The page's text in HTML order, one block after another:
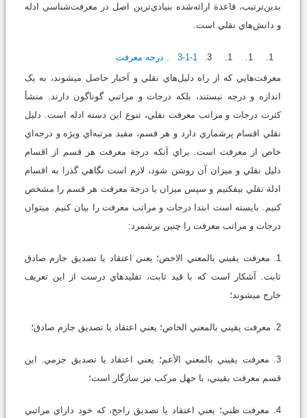
بدين‌ترتيب، قاعدة ارائه‌شده بنيادي‌ترين اصل در معرفت‌شناسي ادله
و دانش‌هاي نقلي است.
3-1-1. درجه معرفت
معرفت‌هايي که از راه دليل‌هاي نقلي و اَخبار حاصل مي‏شوند، به يک
اندازه و درجه نيستند، بلکه درجات و مراتبي گوناگون دارند. منشأ
کثرت درجات و مراتب معرفت نقلي، تنوع اين ‏دسته ادله است. دليل
نقلي اقسام پرشماري دارد و هر قسم، مفيد مرتبه‌اي ويژه و درجه‌اي
خاص از معرفت است. براي آنکه درجة معرفت هر قسم از اقسام
دليل نقلي و ميزان آن روشن شود، لازم است نگاهي گذرا به اقسام
ادلة نقلي بيفکنيم و سپس ميزان يا درجة معرفت هر قسم را مشخص
کنيم. بايسته است ابتدا درجات و مراتب معرفت را بيان کنيم. مي‏توان
درجات و مراتب معرفت را چنين بر‌شمرد:
1. معرفت يقيني بالمعني الاخص؛ يعني اعتقاد يا تصديق جازم صادق
ثابت. آشکار است که با قيد ثابت، تقليدهاي درست از اين تعريف
خارج مي‏شوند؛
2. معرفت يقيني بالمعني الخاص؛ يعني اعتقاد يا تصديق جازم صادق؛
3. معرفت يقيني بالمعني الأعم؛ يعني اعتقاد يا تصديق جزمي. اين
قسم معرفت يقيني، با جهل مرکب نيز سازگار است؛
4. معرفت ظني؛ يعني اعتقاد يا تصديق راجح، كه خود داراي مراتبي